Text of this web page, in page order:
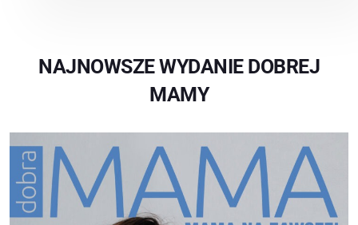
NAJNOWSZE WYDANIE DOBREJ
MAMY